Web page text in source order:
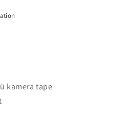
kamera tape